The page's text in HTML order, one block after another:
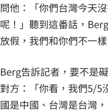
問他：「你們台灣今天
呢！」聽到這番話，
放假，我們和你們不一樣
Berg告訴記者，要不是
對方：「你看，我們5/5
國是中國、台灣是台灣